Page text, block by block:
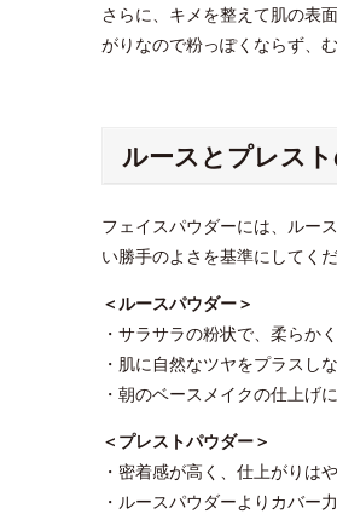
さらに、キメを整えて肌の表
がりなので粉っぽくならず、
ルースとプレス
フェイスパウダーには、ルー
い勝手のよさを基準にしてくだ
＜ルースパウダー＞
・サラサラの粉状で、柔らか
・肌に自然なツヤをプラスし
・朝のベースメイクの仕上げ
＜プレストパウダー＞
・密着感が高く、仕上がりは
・ルースパウダーよりカバー